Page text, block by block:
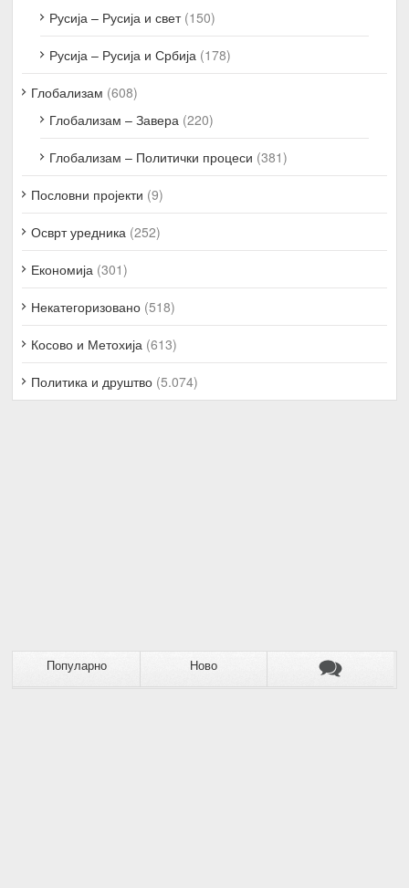
Русија – Русија и свет(150)
Русија – Русија и Србија (178)
Глобализам (608)
Глобализам – Завера (220)
Глобализам – Политички процеси (381)
Пословни пројекти (9)
Осврт уредника (252)
Економија (301)
Некатегоризовано (518)
Косово и Метохија (613)
Политика и друштво (5.074)
Популарно Ново